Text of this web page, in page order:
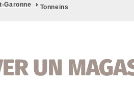
Garonne › Tonneins
UN